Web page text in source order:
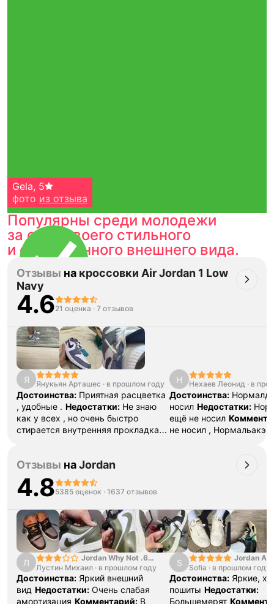
Тройная гарантия
оригинальности
Товар сертифицирован и опломбирован.
Проверяем на оригинальность
по 16 параметрам.
Если придёт подделка — вернём деньги
в трёхкратном размере.
Как мы провеяем товары
Gela, 5
фото из отзыва
Популярны среди молодежи
за счет своего стильного
и современного внешнего вида.
Отзывы на кроссовки Air Jordan 1 Low
Navy
4.621 оценка · 7 отзывов
Я Янукьян Арташес · в прошлом году
Достоинства: Приятная расцветка
, удобные . Недостатки: Не знаю
как у всех , но очень быстро
стирается внутренняя прокладка
случае )
Н Нехаев Леонид · в
Достоинства: Нормалдакэ ,
носил Недостатки:
ещё не носил
не носил , Нормальакэ
Отзывы наJordan
4.85385 оценок · 1637 отзывов
Л
Jordan Why Not .6
"Bright Crimson" PF
Лустин Михаил · в прошлом году
Достоинства: Яркий внешний
вид Недостатки: Очень слабая
амортизация Комментарий: В
S
Jordan Air
SE "Turf
Sofia · в прошлом году
Достоинства: Яркие,
пошиты Недостатки:
Большемерят